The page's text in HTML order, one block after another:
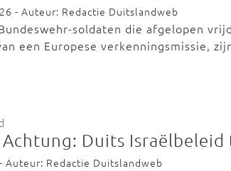
- Auteur: Redactie Duitslandweb
soldaten die afgelopen
een Europese verkenningsmissie,
Achtung: Duits Israëlbeleid
Auteur: Redactie Duitslandweb